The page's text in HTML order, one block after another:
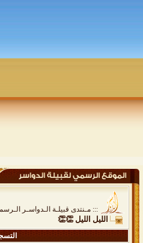
::: مـنتدى قبيلـة الـدواسـر
الليل الليل 👏👏